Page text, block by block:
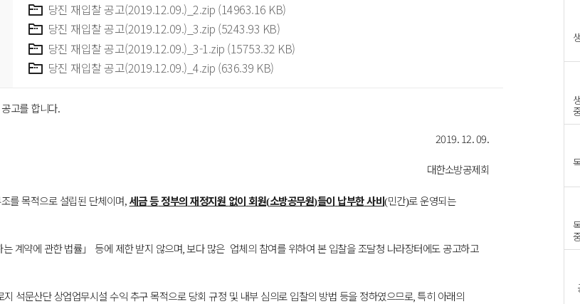
당진 재입찰 공고(2019.12.09.)_2.zip (14963.16 KB)
당진 재입찰 공고(2019.12.09.)_3.zip (5243.93 KB)
당진 재입찰 공고(2019.12.09.)_3-1.zip (15753.32 KB)
당진 재입찰 공고(2019.12.09.)_4.zip (636.39 KB)
고를 합니다.
2019. 12. 09.
대한소방공제회
를목적으로 설립된 단체이며, 세금등정부의재정지원 없이회원(소방공무원)들이 납부한사비(민간)로운영되는
는 계약에 관한 법률」 등에 제한 받지 않으며 ,보다 많은 업체의 참여를 위하여 본 입찰을 조달청 나라장터에도 공고하고
지 석문산단 상업업무시설 수익 추구 목적으로 당회 규정 및 내부 심의로 입찰의 방법 등을 정하였으므로, 특히 아래의